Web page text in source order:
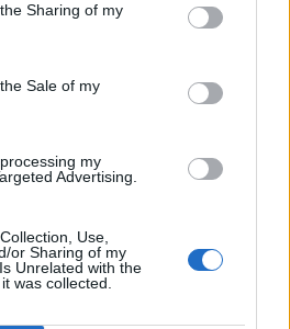
Sharing of my
Sale of my
my
Advertising.
Use,
or Sharing of my
Unrelated with the
was collected.
ΕΟΔΥ Βακτηριακή
Οργανισμός Δημόσιας
για τον
ο Άδωνις Γεωργιάδης
σε 15 προτεινόμενα
Απρίλιο